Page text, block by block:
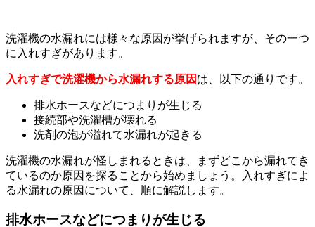
洗濯機の水漏れには様々な原因が挙げられますが、その一つ
に入れすぎがあります。
入れすぎで洗濯機から水漏れする原因 は、以下の通りです。
排水ホースなどにつまりが生じる
接続部や洗濯槽が壊れる
洗剤の泡が溢れて水漏れが起きる
洗濯機の水漏れが怪しまれるときは、まずどこから漏れてき
ているのか原因を探ることから始めましょう。入れすぎによ
る水漏れの原因について、順に解説します。
排水ホースなどにつまりが生じる